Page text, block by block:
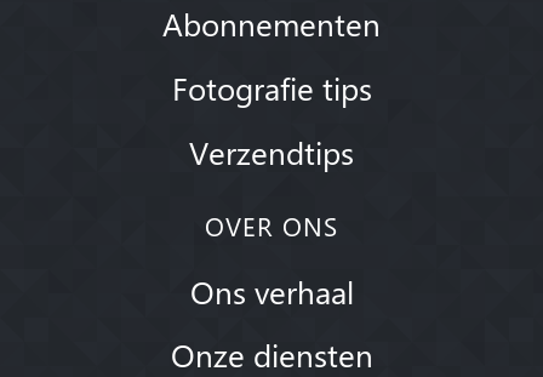
Abonnementen
Fotografie tips
Verzendtips
OVER ONS
Ons verhaal
Onze diensten